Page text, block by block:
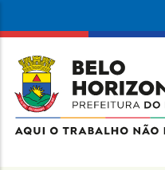
conteúdo
principal
da
Prefeitura
de